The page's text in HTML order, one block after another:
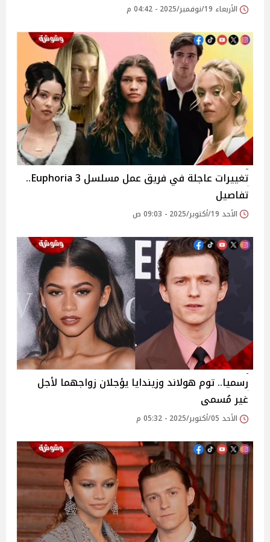
الأربعاء 19/نوفمبر/2025 - 04:42 م
تغييرات عاجلة في فريق عمل مسلسل 3 Euphoria..
تفاصيل
الأحد 19/أكتوبر/2025 - 09:03 ص
رسميا.. توم هولاند وزيندايا يؤجلان زواجهما لأجل
غير مُسمى
الأحد 05/أكتوبر/2025 - 05:32 م